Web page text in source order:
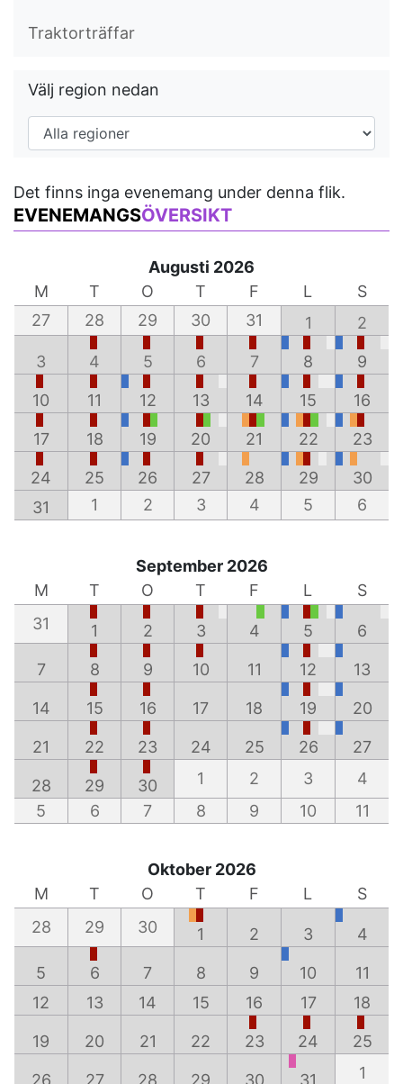
Traktorträffar
Välj region nedan
Det finns inga evenemang under denna flik.
EVENEMANGSÖVERSIKT
Augusti 2026
M
T O T F L
S
27
28 29 30 31 1 2
3 4 5 6 7 8 9
10 11 12 13 14 15 16
17 18 19 20 21 22 23
24 25 26 27 28 29
30
31
1 2 3 4 5 6
September 2026
M
T O T F L
S
31
1 2 3 4 5 6
7 8 9 10 11 12 13
14 15 16 17 18 19 20
21 22 23 24 25 26 27
28 29 30 1 2 3
4
5
6 7 8 9 10 11
Oktober 2026
M
T O T F L
S
28
29 30 1 2 3 4
5 6 7 8 9 10
11
12
13 14 15 16 17 18
19 20 21 22 23 24 25
26 27 28 29 30 31
1